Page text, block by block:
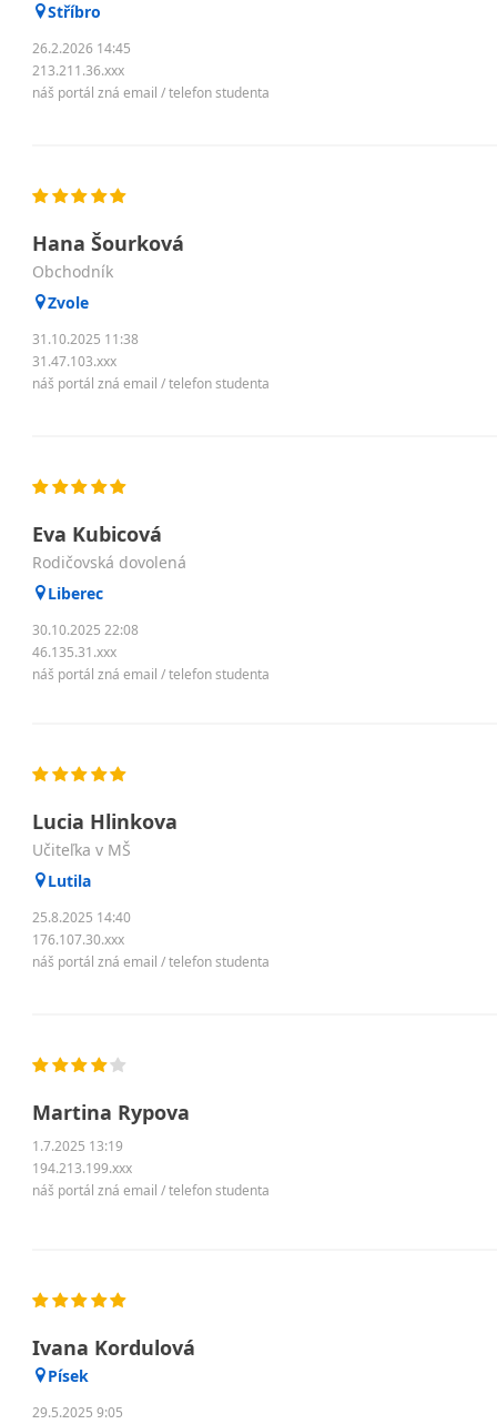
Stříbro
26.2.2026 14:45
213.211.36.xxx
náš portál zná email / telefon studenta
Hana Šourková
obchodník
Zvole
31.10.2025 11:38
31.47.103.xxx
náš portál zná email / telefon studenta
Eva Kubicová
Rodičovská dovolená
Liberec
30.10.2025 22:08
46.135.31.xxx
náš portál zná email / telefon studenta
Lucia Hlinkova
Učiteľka v MŠ
Lutila
25.8.2025 14:40
176.107.30.xxx
náš portál zná email / telefon studenta
Martina Rypova
1.7.2025 13:19
194.213.199.xxx
náš portál zná email / telefon studenta
Ivana Kordulová
Písek
29.5.2025 9:05